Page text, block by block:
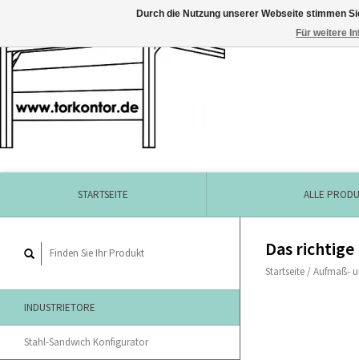
STARTSEITE ALLE
INDUSTRIETORE
Stahl-Sandwich Konfigurator
Das
Startseite /Aufmaß-
Durch die Nutzung unserer Webseite stimmen
Für weitere